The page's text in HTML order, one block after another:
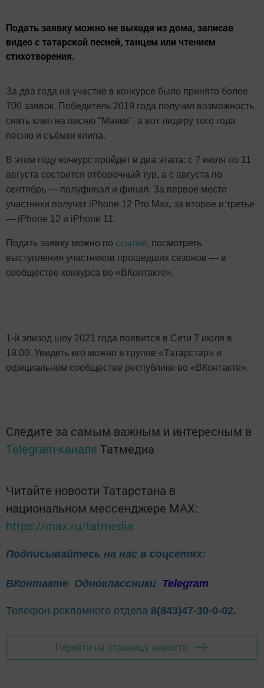
Подать заявку можно не выходя из дома, записав
видео с татарской песней, танцем или чтением
стихотворения.
За два года на участие в конкурсе было принято более
700 заявок. Победитель 2019 года получил возможность
снять клип на песню "Маяки", а вот лидеру того года
песню и съёмки клипа.
В этом году конкурс пройдет в два этапа: с 7 июля по 11
августа состоится отборочный тур, а с августа по
сентябрь — полуфинал и финал. За первое место
участники получат iPhone 12 Pro Maх, за второе и третье
— iPhone 12 и iPhone 11.
Подать заявку можно по ссылке, посмотреть
выступления участников прошедших сезонов — в
сообществе конкурса во «ВКонтакте».
1-й эпизод шоу 2021 года появится в Сети 7 июля в
19.00. Увидеть его можно в группе «Татарстар» и
официальном сообществе республики во «ВКонтакте».
Следите за самым важным и интересным в
Telegram-канале Татмедиа
Читайте новости Татарстана в
национальном мессенджере MАХ:
https://max.ru/tatmedia
Подписывайтесь на нас в соцсетях:
ВКонтакте Одноклассники Telegram
Телефон рекламного отдела 8(843)47-30-0-02.
Перейти на страницу новости